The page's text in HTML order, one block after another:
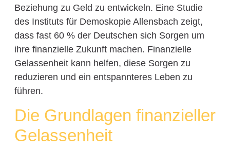
Beziehung zu Geld zu entwickeln. Eine Studie
des Instituts für Demoskopie Allensbach zeigt,
dass fast 60 % der Deutschen sich Sorgen um
ihre finanzielle Zukunft machen. Finanzielle
Gelassenheit kann helfen, diese Sorgen zu
reduzieren und ein entspannteres Leben zu
führen.
Die Grundlagen finanzieller
Gelassenheit